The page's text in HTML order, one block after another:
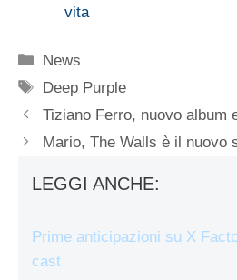
vita
Categorie
News
Tag
Deep Purple
Tiziano Ferro, nuovo album
Mario, The Walls è il nuovo
LEGGI ANCHE:
Prime anticipazioni su X
cast